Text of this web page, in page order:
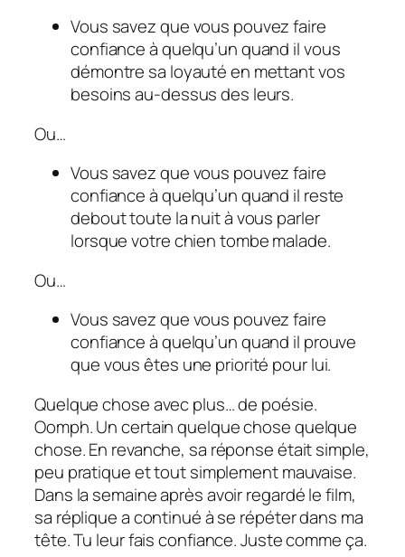
Vous savez que vous pouvez faire
confiance à quelqu’un quand il vous
démontre sa loyauté en mettant vos
besoins au-dessus des leurs.
Ou…
Vous savez que vous pouvez faire
confiance à quelqu’un quand il reste
debout toute la nuit à vous parler
lorsque votre chien tombe malade.
Ou…
Vous savez que vous pouvez faire
confiance à quelqu’un quand il prouve
que vous êtes une priorité pour lui.
Quelque chose avec plus… de poésie.
Oomph. Un certainquelque chosequelque
chose. En revanche, sa réponse était simple,
peu pratique et tout simplement mauvaise.
Dans la semaine après avoir regardé le film,
sa réplique a continué à se répéter dans ma
tête.Tu leur fais confiance.Juste comme ça.